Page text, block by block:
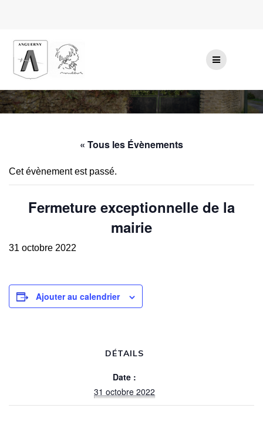
« Tous les Évènements
Cet évènement est passé.
Fermeture exceptionnelle de la
mairie
31 octobre 2022
Ajouter au calendrier
DÉTAILS
Date :
31 octobre 2022